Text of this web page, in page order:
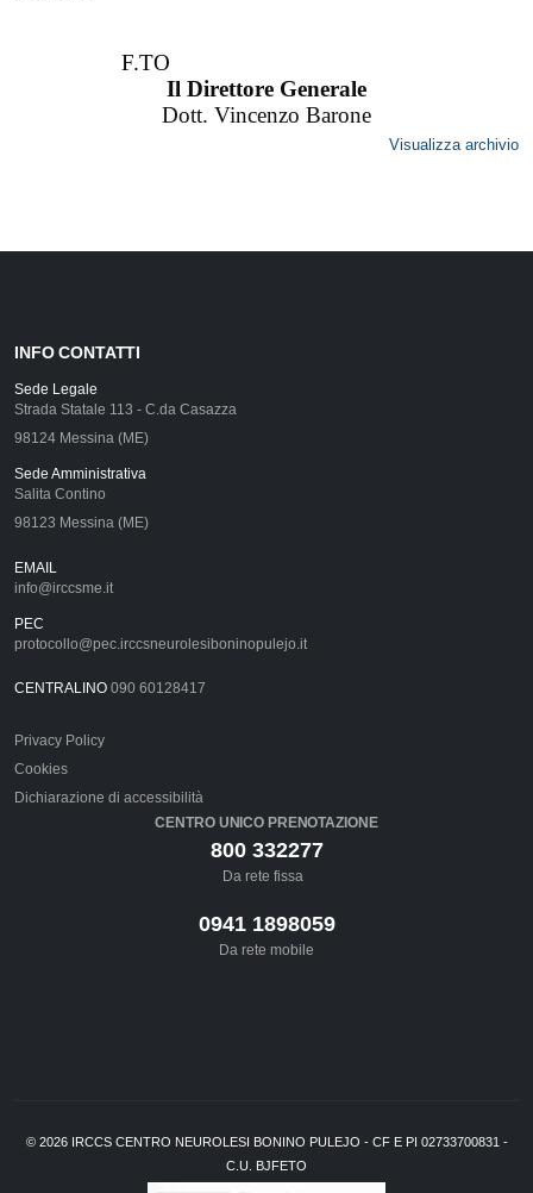
F.TO
Il Direttore Generale
Dott. Vincenzo Barone
Visualizza archivio
INFO CONTATTI
Sede Legale
Strada Statale 113 - C.da Casazza
98124 Messina (ME)
Sede Amministrativa
Salita Contino
98123 Messina (ME)
EMAIL
info@irccsme.it
PEC
protocollo@pec.irccsneurolesiboninopulejo.it
CENTRALINO 090 60128417
Privacy Policy
Cookies
Dichiarazione di accessibilità
CENTRO UNICO PRENOTAZIONE
800 332277
Da rete fissa
0941 1898059
Da rete mobile
© 2026 IRCCS CENTRO NEUROLESI BONINO PULEJO - CF E PI 02733700831 -
C.U. BJFETO